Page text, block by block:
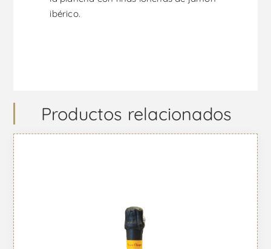
ibérico.
Productos relacionados